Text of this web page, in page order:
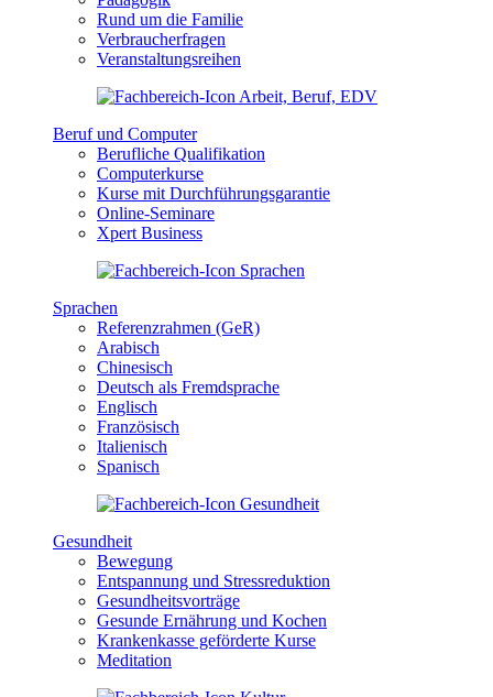
Rund um die Familie
Verbraucherfragen
Veranstaltungsreihen
Beruf und Computer
Berufliche Qualifikation
Computerkurse
Kurse mit Durchführungsgarantie
Online-Seminare
Xpert Business
Sprachen
Referenzrahmen (GeR)
Arabisch
Chinesisch
Deutsch als Fremdsprache
Englisch
Französisch
Italienisch
Spanisch
Gesundheit
Bewegung
Entspannung und Stressreduktion
Gesundheitsvorträge
Gesunde Ernährung und Kochen
Krankenkasse geförderte Kurse
Meditation